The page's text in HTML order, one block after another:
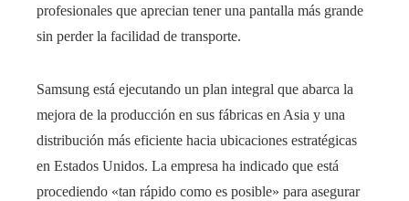
profesionales que aprecian tener una pantalla más grande
sin perder la facilidad de transporte.
Samsung está ejecutando un plan integral que abarca la
mejora de la producción en sus fábricas en Asia y una
distribución más eficiente hacia ubicaciones estratégicas
en Estados Unidos. La empresa ha indicado que está
procediendo «tan rápido como es posible» para asegurar